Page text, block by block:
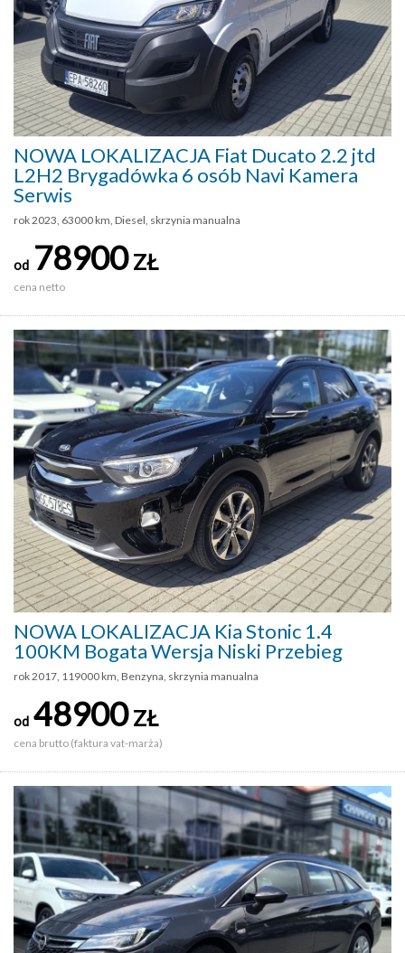
NOWA LOKALIZACJA Fiat Ducato 2.2 jtd
L2H2 Brygadówka 6 osób Navi Kamera
Serwis
rok 2023, 63000 km, Diesel, skrzynia manualna
od 78900ZŁ
cena netto
NOWA LOKALIZACJA Kia Stonic 1.4
100KM Bogata Wersja Niski Przebieg
rok 2017, 119000 km, Benzyna, skrzynia manualna
od 48900ZŁ
cena brutto (faktura vat-marża)